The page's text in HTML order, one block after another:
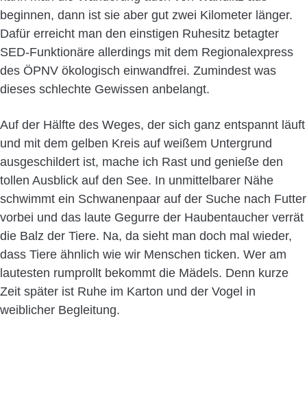
beginnen, dann ist sie aber gut zwei Kilometer länger.
Dafür erreicht man den einstigen Ruhesitz betagter
SED-Funktionäre allerdings mit dem Regionalexpress
des ÖPNV ökologisch einwandfrei. Zumindest was
dieses schlechte Gewissen anbelangt.
Auf der Hälfte des Weges, der sich ganz entspannt läuft
und mit dem gelben Kreis auf weißem Untergrund
ausgeschildert ist, mache ich Rast und genieße den
tollen Ausblick auf den See. In unmittelbarer Nähe
schwimmt ein Schwanenpaar auf der Suche nach Futter
vorbei und das laute Gegurre der Haubentaucher verrät
die Balz der Tiere. Na, da sieht man doch mal wieder,
dass Tiere ähnlich wie wir Menschen ticken. Wer am
lautesten rumprollt bekommt die Mädels. Denn kurze
Zeit später ist Ruhe im Karton und der Vogel in
weiblicher Begleitung.